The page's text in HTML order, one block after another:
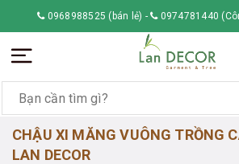
0968988525 (bán lẻ) - 0974781440
CHẬU XI MĂNG VUÔNG TRỒNG
LAN DECOR